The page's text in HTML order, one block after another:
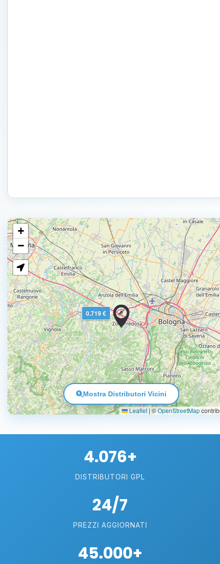
0.719 €
+
−
Leaflet | ©OpenStreetMap
Mostra Distributori Vicini
4.076+
DISTRIBUTORI GPL
24/7
PREZZI AGGIORNATI
45.000+